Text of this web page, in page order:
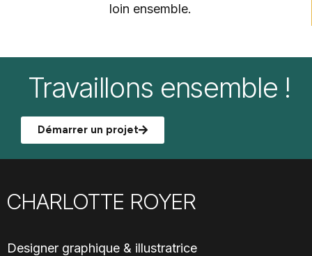
loin ensemble.
Travaillons ensemble !
Démarrer un projet
CHARLOTTE ROYER
Designer graphique & illustratrice